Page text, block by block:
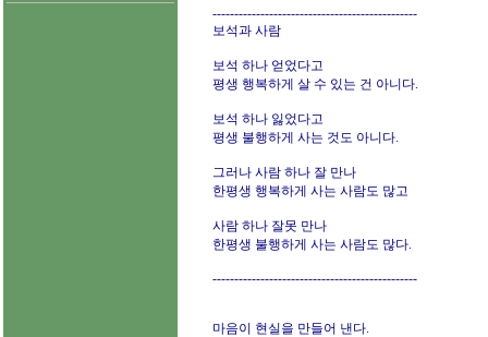
-----------------------------------------------
보석과 사람
보석 하나 얻었다고
평생 행복하게 살 수 있는 건 아니다.
보석 하나 잃었다고
평생 불행하게 사는 것도 아니다.
그러나 사람 하나 잘 만나
한평생 행복하게 사는 사람도 많고
사람 하나 잘못 만나
한평생 불행하게 사는 사람도 많다.
-----------------------------------------------
마음이 현실을 만들어 낸다.